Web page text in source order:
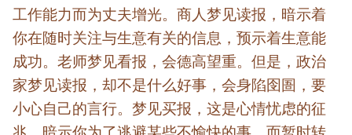
工作能力而为丈夫增光。商人梦见读报，暗示着
你在随时关注与生意有关的信息，预示着生意能
成功。老师梦见看报，会德高望重。但是，政治
家梦见读报，却不是什么好事，会身陷囹圄，要
小心自己的言行。梦见买报，这是心情忧虑的征